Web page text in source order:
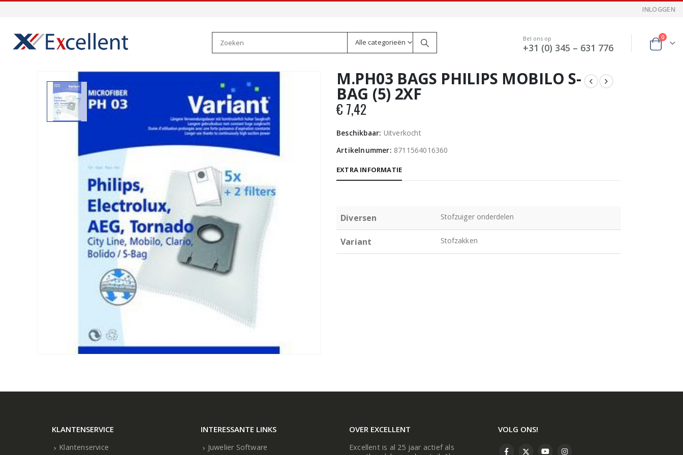
INLOGGEN
Alle categorieën Bel ons op
+31 (0) 345 – 631 776
0
M.PH03 BAGS PHILIPS MOBILO S-
BAG (5) 2XF
€ 7,42
Beschikbaar: Uitverkocht
Artikelnummer: 8711564016360
EXTRA INFORMATIE
Diversen Stofzuiger onderdelen
Variant Stofzakken
KLANTENSERVICE
Klantenservice
INTERESSANTE LINKS
Juwelier Software
OVER EXCELLENT
Excellent is al 25 jaar actief als
VOLG ONS!